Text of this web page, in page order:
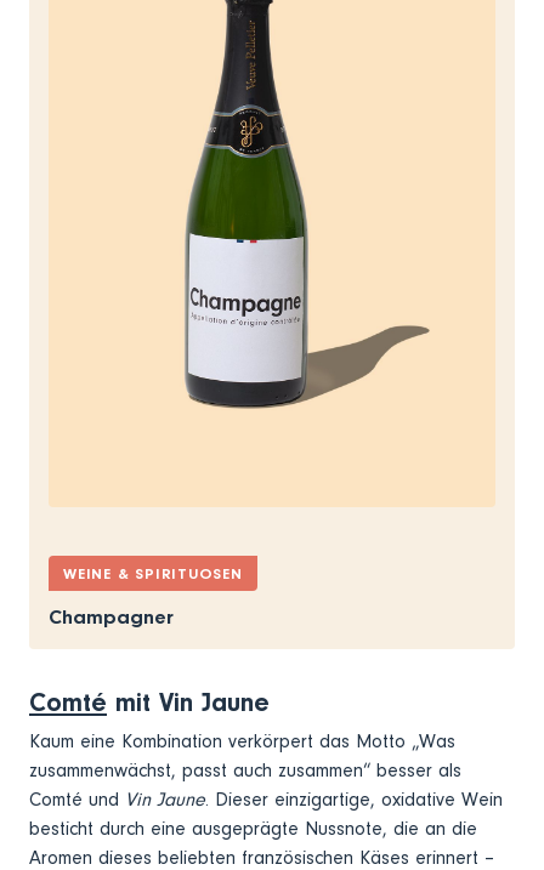
WEINE & SPIRITUOSEN
Champagner
Comté mit Vin Jaune
Kaum eine Kombination verkörpert das Motto „Was
zusammenwächst, passt auch zusammen“ besser als
Comté und Vin Jaune. Dieser einzigartige, oxidative Wein
besticht durch eine ausgeprägte Nussnote, die an die
Aromen dieses beliebten französischen Käses erinnert –